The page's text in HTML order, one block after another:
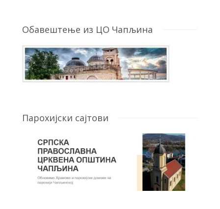
Обавештење из ЦО Чапљина
Парохијски сајтови